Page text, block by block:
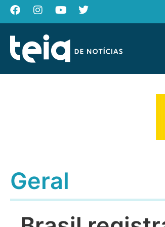
Geral